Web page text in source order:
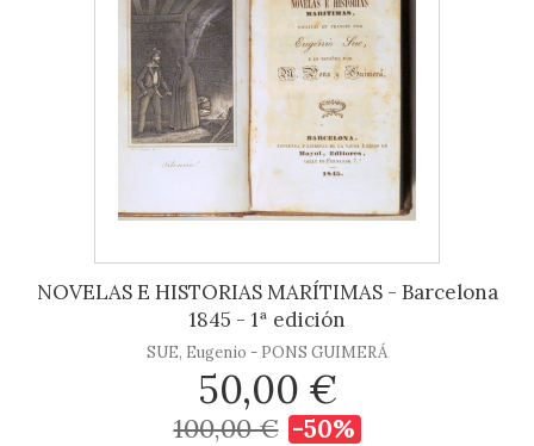
NOVELAS E HISTORIAS MARÍTIMAS - Barcelona
1845 - 1ª edición
SUE, Eugenio - PONS GUIMERÁ
50,00 €
100,00 € -50%